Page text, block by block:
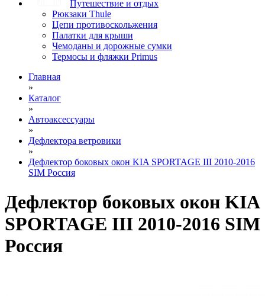
Путешествие и отдых
Рюкзаки Thule
Цепи противоскольжения
Палатки для крыши
Чемоданы и дорожные сумки
Термосы и фляжки Primus
Главная
»
Каталог
»
Автоаксессуары
»
Дефлектора ветровики
»
Дефлектор боковых окон KIA SPORTAGE III 2010-2016
SIM Россия
Дефлектор боковых окон KIA
SPORTAGE III 2010-2016 SIM
Россия